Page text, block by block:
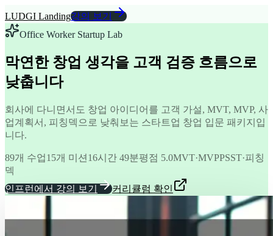
LUDGI Landing강의 보기
Office Worker Startup Lab
막연한 창업 생각을 고객 검증 흐름으로
낮춥니다
회사에 다니면서도 창업 아이디어를 고객 가설, MVT, MVP, 사
업계획서, 피칭덱으로 낮춰보는 스타트업 창업 입문 패키지입
니다.
89개 수업15개 미션 16시간 49분평점 5.0MVT·MVPPSST·피칭
덱
인프런에서 강의 보기
커리큘럼 확인